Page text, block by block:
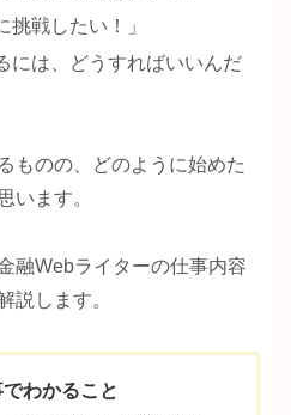
挑戦したい！」
には、どうすればいいんだ
ものの、どのように始めた
います。
融Webライターの仕事内容
説します。
わかること